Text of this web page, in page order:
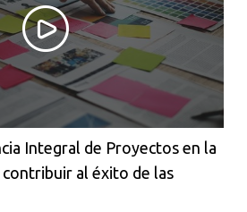
Integral de Proyectos en la
contribuir al éxito de las